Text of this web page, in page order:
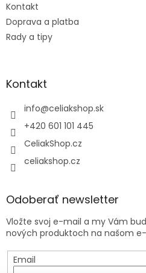
Kontakt
Doprava a platba
Rady a tipy
Kontakt
info@celiakshop.sk
+420 601 101 445
CeliakShop.cz
celiakshop.cz
Odoberať newsletter
Vložte svoj e-mail a my Vám
nových produktoch na našom
Email